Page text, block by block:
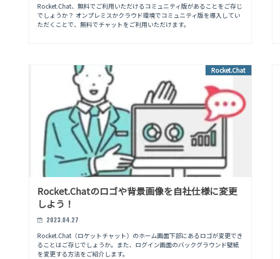
Rocket.Chat、無料でご利用いただけるコミュニティ版があることをご存じ
でしょうか？ オンプレミスかクラウド環境でコミュニティ版を導入してい
ただくことで、無料でチャットをご利用いただけます。
Rocket.Chat
Rocket.Chatのロゴや背景画像を自社仕様に変更
しよう！
2023.04.27
Rocket.Chat（ロケットチャット）のホーム画面下部にあるロゴが変更でき
ることはご存じでしょうか。また、ログイン画面のバックグラウンド壁紙
を変更する方法をご紹介します。